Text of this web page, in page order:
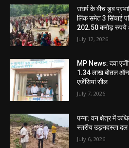
संघर्ष के बीच डूब
लिंक समेत 3 सिंचाई
202.50 करोड़ रुपये
July 12, 2026
MP News: दवा
1.34 लाख बोतल
एजेंसियां सील
July 7, 2026
पन्ना: वन क्षेत्र में
स्तरीय उड़नदस्ता दल
July 6, 2026